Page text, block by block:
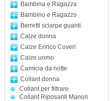
Bambina e Ragazza
Bambino e Ragazzo
Berretti sciarpe guanti
Calze donna
Calze Enrico Coveri
Calze uomo
Camicia da notte
Collant donna
Collant per filtrare
Collant Riposanti Manon